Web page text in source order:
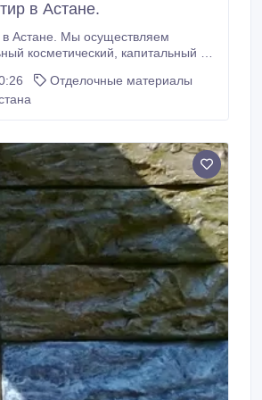
в Астане.
в Астане. Мы осуществляем
капитальный и
и травертина,
Отделочные материалы